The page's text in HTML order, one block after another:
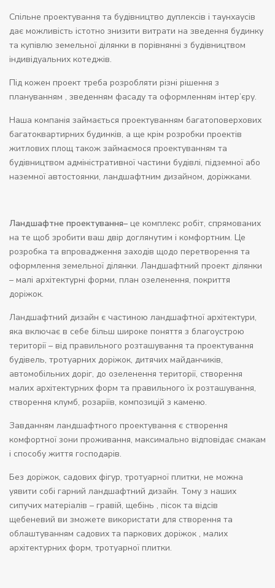
Спільне проектування та будівництво дуплексів і таунхаусів
дає можливість істотно знизити витрати на зведення будинку
та купівлю земельної ділянки в порівнянні з будівництвом
індивідуальних котеджів.
Під кожен проект треба розробляти різні рішення з
плануванням , зведенням фасаду та оформленням інтер’єру.
Наша компанія займається проектуванням багатоповерхових
багатоквартирних будинків, а ще крім розробки проектів
житлових площ також займаємося проектуванням та
будівництвом адміністративної частини будівлі, підземної або
наземної автостоянки, ландшафтним дизайном, доріжками.
Ландшафтне проектування– це комплекс робіт, спрямованих
на те щоб зробити ваш двір доглянутим і комфортним. Це
розробка та впровадження заходів щодо перетворення та
оформлення земельної ділянки. Ландшафтний проект ділянки
– малі архітектурні форми, план озеленення, покриття
доріжок.
Ландшафтний дизайн є частиною ландшафтної архітектури,
яка включає в себе більш широке поняття з благоустрою
території – від правильного розташування та проектування
будівель, тротуарних доріжок, дитячих майданчиків,
автомобільних доріг, до озеленення території, створення
малих архітектурних форм та правильного їх розташування,
створення клумб, розаріїв, композицій з каменю.
Завданням ландшафтного проектування є створення
комфортної зони проживання, максимально відповідає смакам
і способу життя господарів.
Без доріжок, садових фігур, тротуарної плитки, не можна
уявити собі гарний ландшафтний дизайн. Тому з наших
сипучих матеріалів – гравій, щебінь , пісок та відсів
щебеневий ви зможете використати для створення та
облаштуванням садових та паркових доріжок , малих
архітектурних форм, тротуарної плитки.